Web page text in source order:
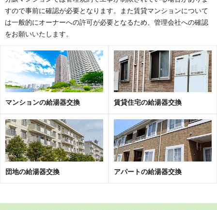
天川、東上牧、東城山町、東五百住町、氷室町、日向
別所中の町、別所本町、紅茸町、本町
江、緑が丘、緑町、南芥川町、南大樋町、南庄所町、南
総持寺町、南松原町、宮が谷町、宮田町、宮之川原、宮
之川原元町、宮野町、紫町、名神町
ヤ行 柳川町、八幡町、山手町、弥生が丘町、淀の原町
ラ行 霊仙寺町
ワ行 若松町
高槻ビューハイツ槻の木 富田第二住宅
パークホームズ高槻 府公社下田部A団地
プラネ高槻ガーデンライフ
BELISTA高槻真上町 メロディーハイム高槻
ユートピア高槻芥川公園 ユニ・アルスG-SIDEプレジオ
ランフォルセ高槻パークガーデン ルイシャトレ高槻上牧
ルネ高槻 ローレルスクエア高槻
すので事前に確認が必要となります。また賃貸マンションについて
は一般的にオーナーへの許可が必要となるため、管理会社への確認
をお願いいたします。
マンションの給湯器交換 賃貸住宅の給湯器交換
団地の給湯器交換 アパートの給湯器交換